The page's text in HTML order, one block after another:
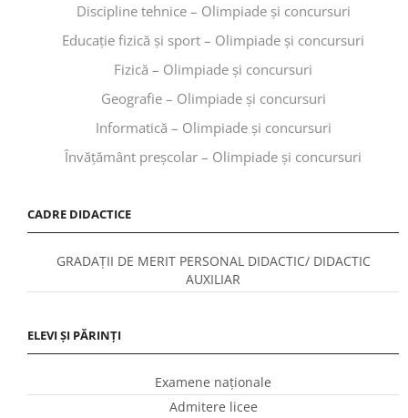
Discipline tehnice – Olimpiade și concursuri
Educaţie fizică şi sport – Olimpiade și concursuri
Fizică – Olimpiade și concursuri
Geografie – Olimpiade și concursuri
Informatică – Olimpiade și concursuri
Învăţământ preşcolar – Olimpiade și concursuri
CADRE DIDACTICE
GRADAȚII DE MERIT PERSONAL DIDACTIC/ DIDACTIC
AUXILIAR
ELEVI ȘI PĂRINȚI
Examene naționale
Admitere licee